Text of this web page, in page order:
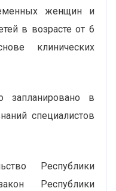
женщин и
в возрасте от 6
клинических
запланировано в
специалистов
Республики
Республики